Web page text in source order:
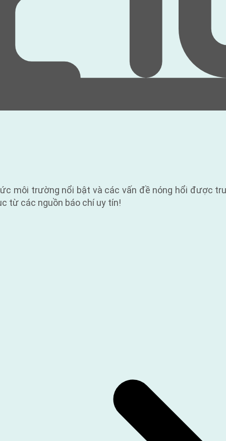
môi trường nổi bật và các vấn đề nóng hổi được
từ các nguồn báo chí uy tín!